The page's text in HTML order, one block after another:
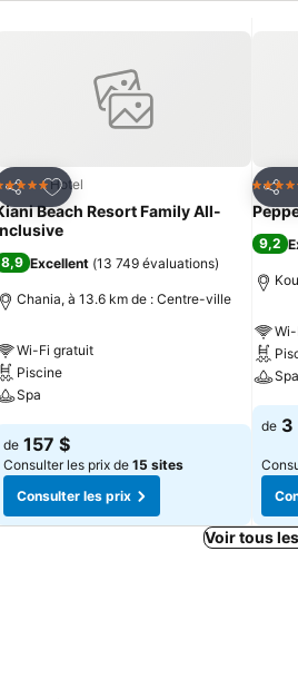
Partager
Ajouter à mes favoris
Étoiles Hotel
Beach Resort Family All-
8,9 Excellent (13 749 évaluations)
Chania, à 13.6 km de : Centre-ville
Wi-Fi gratuit
Piscine
Spa
Consulter les prix
de 157 $
Consulter les prix de 15 sites
Consulter les prix
5
9,2
Spa
de 3
Voir tous